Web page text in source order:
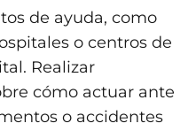
de ayuda, como
o centros de
Realizar
cómo actuar ante
o accidentes